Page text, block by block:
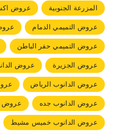
المزرعة الجنوبية عروض
عروض التميمي الدمام
عروض التميمي حفر الباطن
عروض الجزيرة
عروض
عروض الدانوب الرياض
عروض الدانوب جده
عروض
عروض الدانوب خميس مشيط